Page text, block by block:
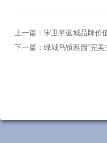
上一篇： 宋卫平蓝城品牌价
下一篇： 绿城乌镇雅园“完美